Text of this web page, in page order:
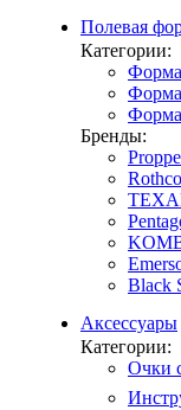
Полевая
Категории:
Бренды:
Rothco
Black
Аксессуары
Категории:
Очки